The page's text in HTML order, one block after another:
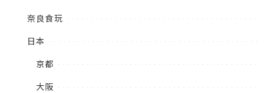
奈良食玩
日本
京都
大阪